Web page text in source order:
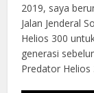
2019, saya
Jalan Jenderal
Helios 300
generasi
Predator Helios